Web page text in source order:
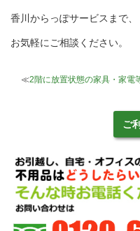
香川からっぽサービスまで、
お気軽にご相談ください。
≪2階に放置状態の家具・家電
ご